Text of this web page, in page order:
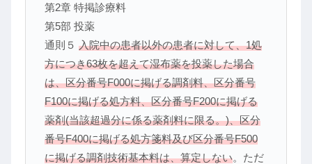
第2章 特掲診療料
第5部 投薬
通則５ 入院中の患者以外の患者に対して、1処
方につき63枚を超えて湿布薬を投薬した場合
は、区分番号F000に掲げる調剤料、区分番号
F100に掲げる処方料、区分番号F200に掲げる
薬剤(当該超過分に係る薬剤料に限る。)、区分
番号F400に掲げる処方箋料及び区分番号F500
に掲げる調剤技術基本料は、算定しない。ただ